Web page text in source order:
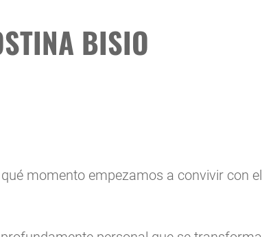
BISIO
momento empezamos a convivir con el